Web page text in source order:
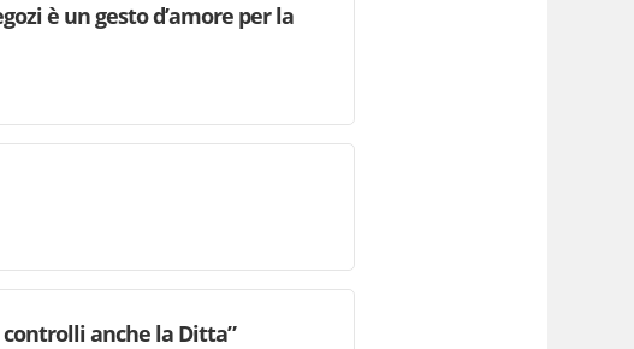
è un gesto d’amore per la
anche la Ditta”